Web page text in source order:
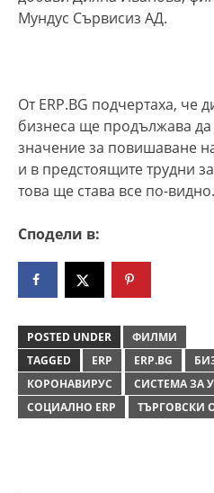
Мундус Сървисиз АД.
От ERP.BG подчертаха, че
бизнеса ще продължава
значение за повишаване
и в предстоящите трудни
това ще става все по-видно.
Сподели в:
POSTED UNDER
ФИЛМИ
TAGGED
ERP ERP.BG
КОРОНАВИРУС
СИСТЕМА ЗА
СОЦИАЛНО ERP
ТЪРГОВСКИ